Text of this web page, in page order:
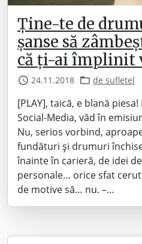
Ține-te de
șanse să
că ți-ai împlinit
24.11.2018 de sufletel
[PLAY], taică, e blană
Social-Media, văd în
Nu, serios vorbind,
fundături și drumuri
înainte în carieră, de idei
personale… orice sfat
de motive să… nu. –…